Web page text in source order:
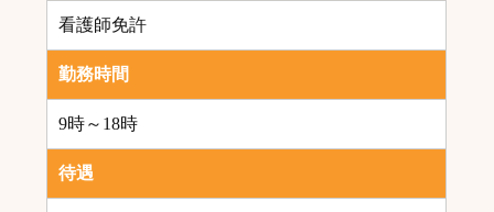
看護師免許
勤務時間
9時～18時
待遇